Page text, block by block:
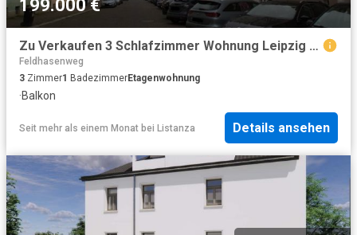
199.000 €
Zu Verkaufen 3 Schlafzimmer Wohnung Leipzig Deutschland DS78102221
Feldhasenweg
3 Zimmer1 BadezimmerEtagenwohnung
·Balkon
Seit mehr als einem Monat bei Listanza Details ansehen